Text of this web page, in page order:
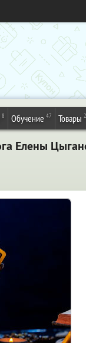
8 Обучение 47 Товары
Елены